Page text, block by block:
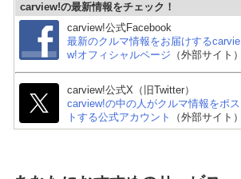
スズキ エブリイワゴン
carview!の最新情報をチェック！
carview!公式Facebook
最新のクルマ情報をお届けするcarvie
w!オフィシャルページ （外部サイト）
carview!公式X（旧Twitter）
carview!の中の人がクルマ情報をポス
トする公式アカウント
（外部サイト）